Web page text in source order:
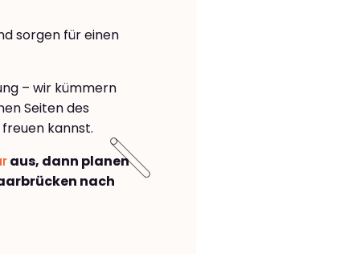
sorgen für einen
– wir kümmern
Seiten des
freuen kannst.
aus, dann planen
nach